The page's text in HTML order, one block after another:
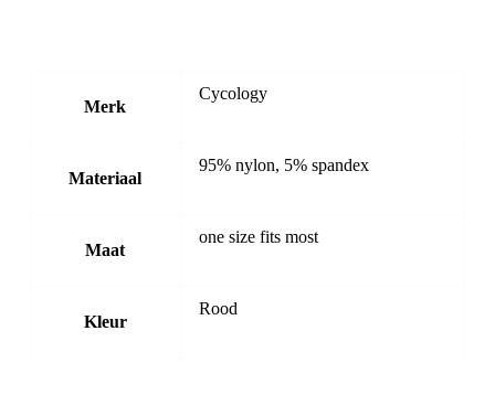
Merk
Cycology
Materiaal
95% nylon, 5% spandex
Maat
one size fits most
Kleur
Rood